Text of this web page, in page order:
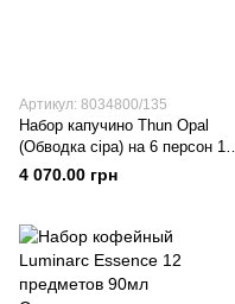
Артикул: 8034800/135
Набор капучино Thun Opal
(Обводка сіра) на 6 персон 12
предметов 165мл Фарфор
4 070.00 грн